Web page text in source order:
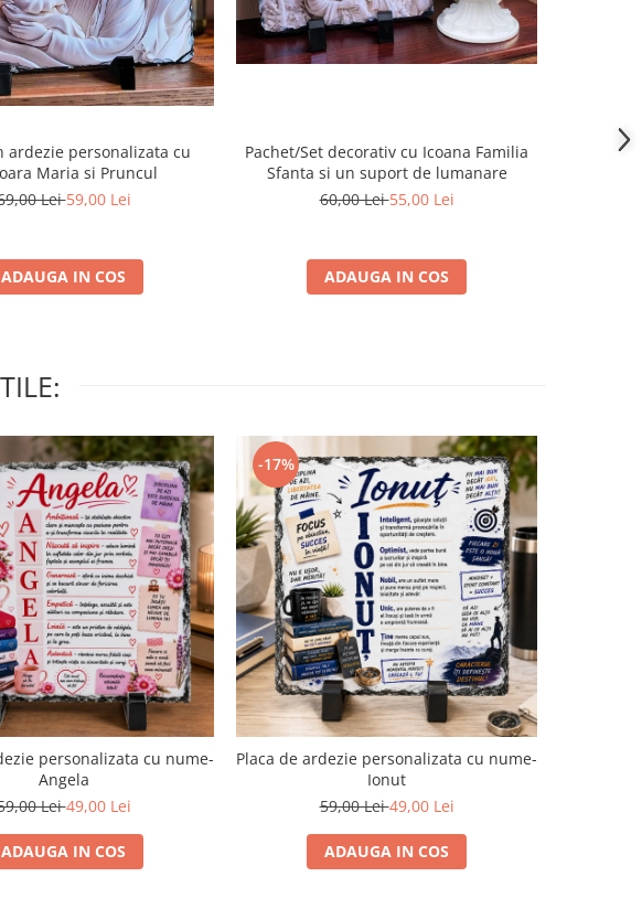
ardezie personalizata cu
Maria si Pruncul
Lei59,00 Lei
ADAUGA IN COS
Pachet/Set decorativ cu Icoana Familia
Sfanta si un suport de lumanare
60,00 Lei55,00 Lei
ADAUGA IN COS
Placa
personalizata cu nume-
Angela
Lei49,00 Lei
ADAUGA IN COS
-17%
Placa de ardezie personalizata cu nume-
Ionut
59,00 Lei49,00 Lei
ADAUGA IN COS